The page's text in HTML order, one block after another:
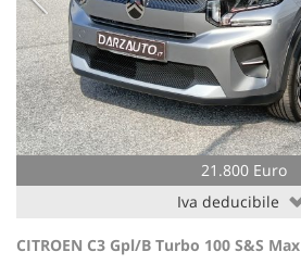
21.800 Euro
Iva deducibile
CITROEN C3 Gpl/B Turbo 100 S&S Max